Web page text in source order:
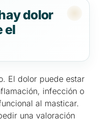
dolor
el
El dolor puede estar
infección o
al masticar.
una valoración